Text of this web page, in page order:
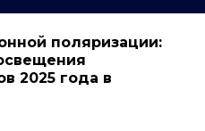
поляризации:
2025 года в